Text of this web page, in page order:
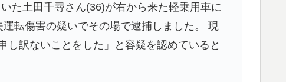
た土田千尋さん(36)が右から来た軽乗用車に
転傷害の疑いでその場で逮捕しました。 現
訳ないことをした」と容疑を認めていると